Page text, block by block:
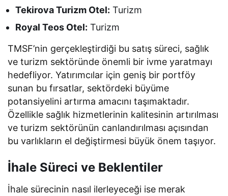
Tekirova Turizm Otel: Turizm
Royal Teos Otel: Turizm
TMSF’nin gerçekleştirdiği bu satış süreci, sağlık
ve turizm sektöründe önemli bir ivme yaratmayı
hedefliyor. Yatırımcılar için geniş bir portföy
sunan bu fırsatlar, sektördeki büyüme
potansiyelini artırma amacını taşımaktadır.
Özellikle sağlık hizmetlerinin kalitesinin artırılması
ve turizm sektörünün canlandırılması açısından
bu varlıkların el değiştirmesi büyük önem taşıyor.
İhale Süreci ve Beklentiler
İhale sürecinin nasıl ilerleyeceği ise merak